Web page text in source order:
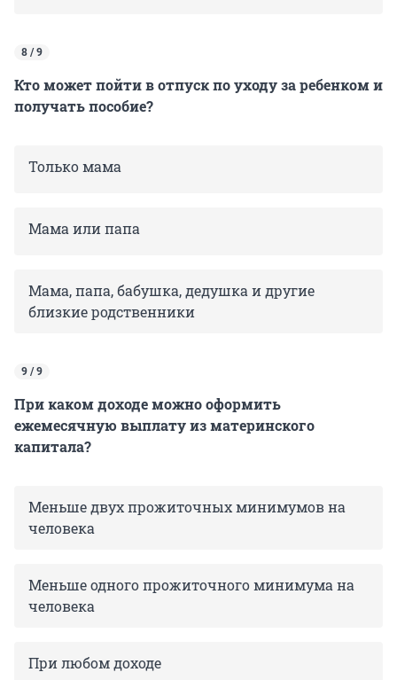
8 / 9
Кто может пойти в отпуск по уходу за ребенком и
получать пособие?
Только мама
Мама или папа
Мама, папа, бабушка, дедушка и другие
близкие родственники
9 / 9
При каком доходе можно оформить
ежемесячную выплату из материнского
капитала?
Меньше двух прожиточных минимумов на
человека
Меньше одного прожиточного минимума на
человека
При любом доходе